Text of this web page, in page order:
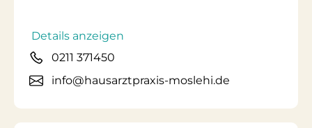
Details anzeigen
0211 371450
info@hausarztpraxis-moslehi.de